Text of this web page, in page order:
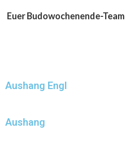
Euer Budowochenende-Team
Aushang Engl
Aushang